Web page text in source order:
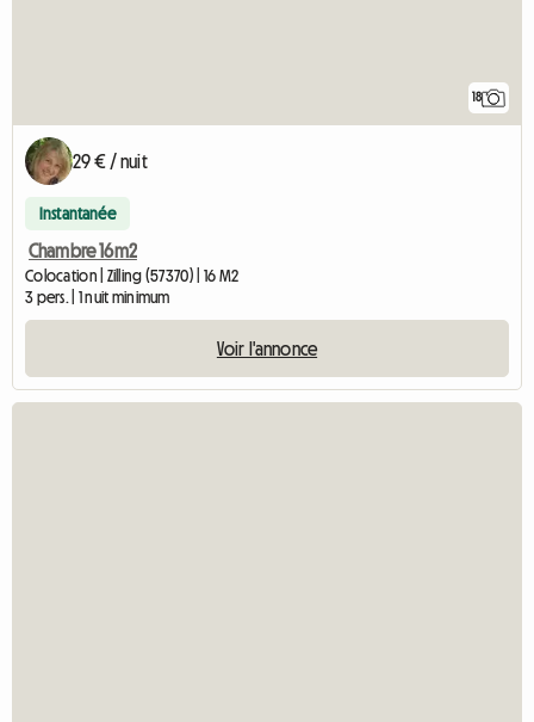
18
29 € / nuit
Instantanée
Chambre 16m2
Colocation | Zilling (57370) | 16 M2
3 pers. | 1 nuit minimum
Voir l'annonce